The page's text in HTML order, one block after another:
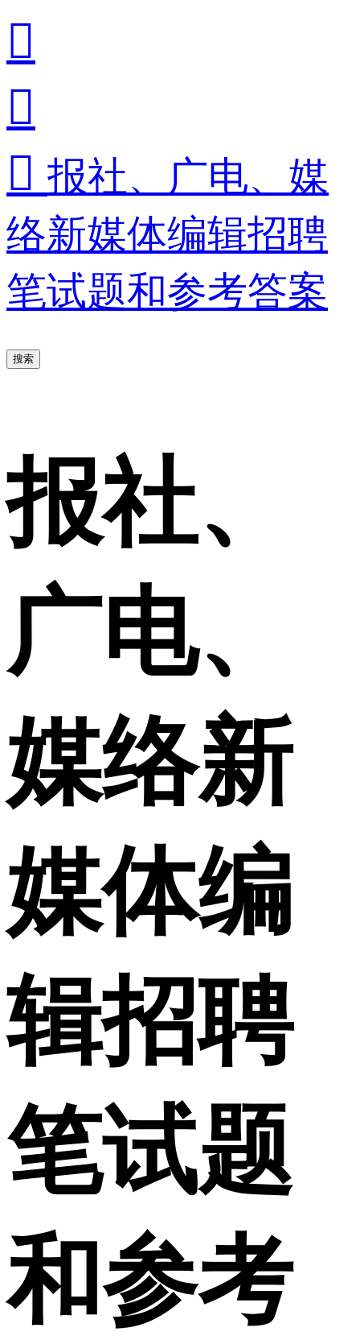


 报社、广电、媒
络新媒体编辑招聘
笔试题和参考答案
搜索
报社、
广电、
媒络新
媒体编
辑招聘
笔试题
和参考